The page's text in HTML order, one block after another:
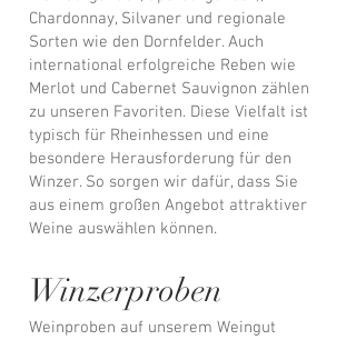
Chardonnay, Silvaner und regionale
Sorten wie den Dornfelder. Auch
international erfolgreiche Reben wie
Merlot und Cabernet Sauvignon zählen
zu unseren Favoriten. Diese Vielfalt ist
typisch für Rheinhessen und eine
besondere Herausforderung für den
Winzer. So sorgen wir dafür, dass Sie
aus einem großen Angebot attraktiver
Weine auswählen können.
Winzerproben
Weinproben auf unserem Weingut